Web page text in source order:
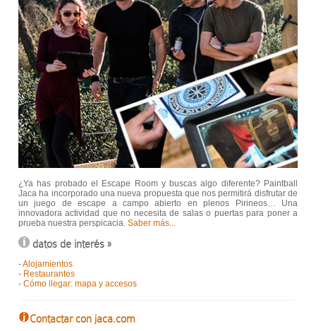
¿Ya has probado el Escape Room y buscas algo diferente? Paintball
Jaca ha incorporado una nueva propuesta que nos permitirá disfrutar de
un juego de escape a campo abierto en plenos Pirineos… Una
innovadora actividad que no necesita de salas o puertas para poner a
prueba nuestra perspicacia. Saber más...
datos de interés »
-Alojamientos
- Restaurantes
- Cómo llegar: mapa y accesos
Contactar con jaca.com